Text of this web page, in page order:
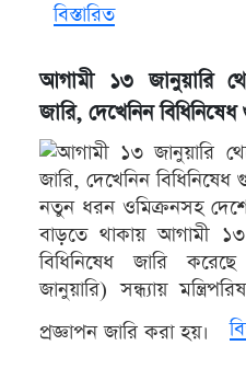
বিস্তারিত
আগামী ১৩ জানুয়ারি
জারি, দেখেনিন
নতুন ধরন ওমিক্রনসহ
বাড়তে থাকায় আগামী ১৩
বিধিনিষেধ জারি
জানুয়ারি) সন্ধ্যায়
প্রজ্ঞাপন জারি করা হয়।